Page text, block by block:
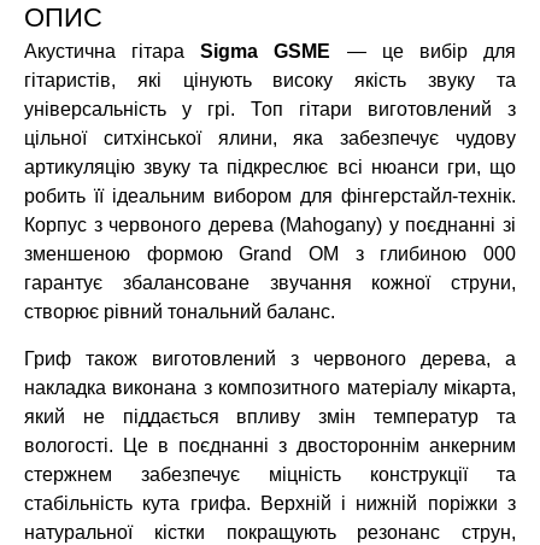
ОПИС
Акустична гітараSigma GSME — це вибір для
гітаристів, які цінують високу якість звуку та
універсальність у грі. Топ гітари виготовлений з
цільної ситхінської ялини, яка забезпечує чудову
артикуляцію звуку та підкреслює всі нюанси гри, що
робить її ідеальним вибором для фінгерстайл-технік.
Корпус з червоного дерева (Mahogany) у поєднанні зі
зменшеною формою Grand OM з глибиною 000
гарантує збалансоване звучання кожної струни,
створює рівний тональний баланс.
Гриф також виготовлений з червоного дерева, а
накладка виконана з композитного матеріалу мікарта,
який не піддається впливу змін температур та
вологості. Це в поєднанні з двостороннім анкерним
стержнем забезпечує міцність конструкції та
стабільність кута грифа. Верхній і нижній поріжки з
натуральної кістки покращують резонанс струн,